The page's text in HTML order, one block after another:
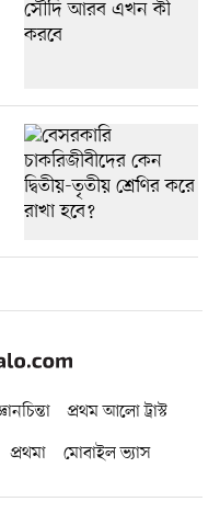
প্রথম আলো ট্রাস্ট
প্রথমা মোবাইল ভ্যাস